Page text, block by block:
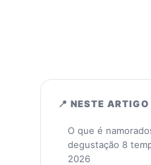
📍 NESTE ARTIGO
O que é
degustação 8
2026